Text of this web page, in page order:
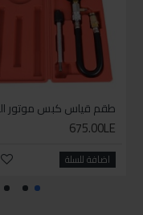
675.00LE
اضافة للسلة